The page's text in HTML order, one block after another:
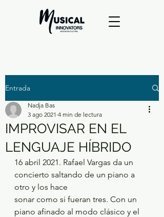
Entrada
IMPROVISAR EN EL
LENGUAJE HÍBRIDO
Nadja Bas
3 ago 2021 4 min de lectura
16 abril 2021. Rafael Vargas da un
concierto saltando de un piano a
otro y los hace
sonar como si fueran tres. Con un
piano afinado al modo clásico y el